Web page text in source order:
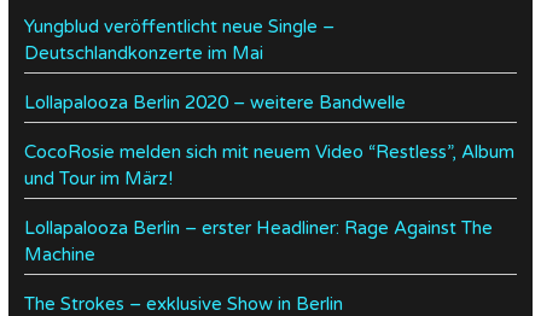
Yungblud veröffentlicht neue Single –
Deutschlandkonzerte im Mai
Lollapalooza Berlin 2020 – weitere Bandwelle
CocoRosie melden sich mit neuem Video “Restless”, Album
und Tour im März!
Lollapalooza Berlin – erster Headliner: Rage Against The
Machine
The Strokes – exklusive Show in Berlin